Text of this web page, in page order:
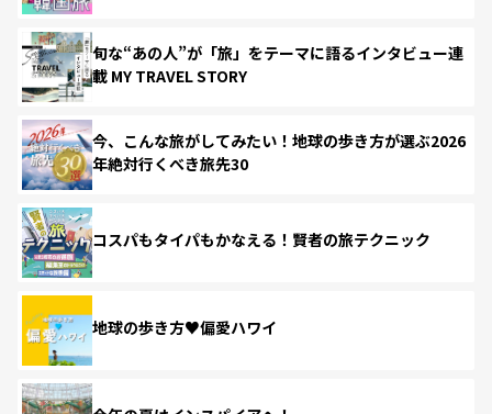
旬な“あの人”が「旅」をテーマに語るインタビュー連
載 MY TRAVEL STORY
今、こんな旅がしてみたい！地球の歩き方が選ぶ2026
年絶対行くべき旅先30
コスパもタイパもかなえる！賢者の旅テクニック
地球の歩き方♥偏愛ハワイ